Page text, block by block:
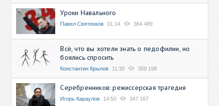
Уроки Навального
Павел Святенков 01:14 364 489
Всё, что вы хотели знать о педофилии, но
боялись спросить
Константин Крылов 11:30 359 198
Серебренников: режиссерская трагедия
Игорь Караулов 14:50 347 167